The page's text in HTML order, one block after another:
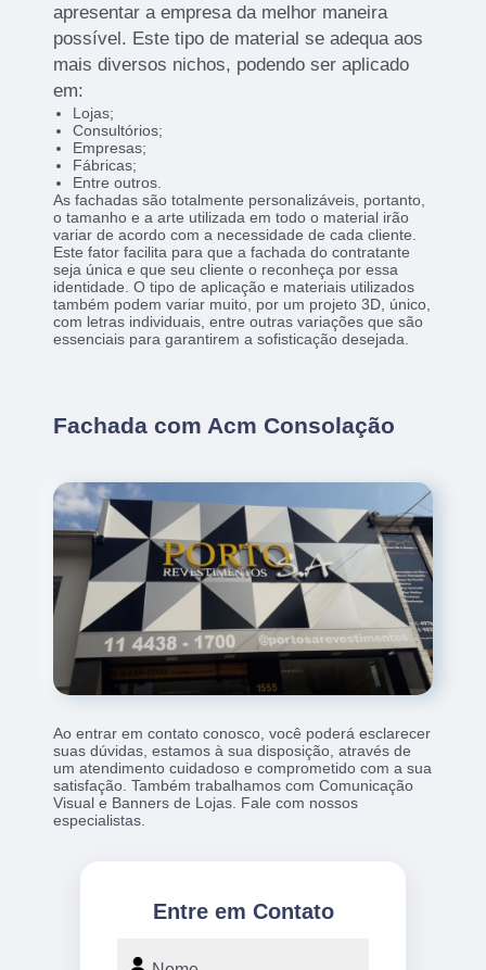
apresentar a empresa da melhor maneira
possível. Este tipo de material se adequa aos
mais diversos nichos, podendo ser aplicado
em:
Lojas;
Consultórios;
Empresas;
Fábricas;
Entre outros.
As fachadas são totalmente personalizáveis, portanto,
o tamanho e a arte utilizada em todo o material irão
variar de acordo com a necessidade de cada cliente.
Este fator facilita para que a fachada do contratante
seja única e que seu cliente o reconheça por essa
identidade. O tipo de aplicação e materiais utilizados
também podem variar muito, por um projeto 3D, único,
com letras individuais, entre outras variações que são
essenciais para garantirem a sofisticação desejada.
Fachada com Acm Consolação
Ao entrar em contato conosco, você poderá esclarecer
suas dúvidas, estamos à sua disposição, através de
um atendimento cuidadoso e comprometido com a sua
satisfação. Também trabalhamos com Comunicação
Visual e Banners de Lojas. Fale com nossos
especialistas.
Entre em Contato